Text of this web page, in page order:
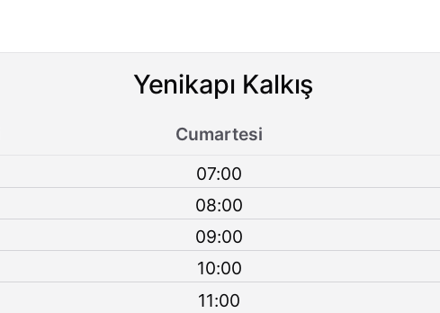
Yenikapı Kalkış
Cumartesi
07:00
08:00
09:00
10:00
11:00